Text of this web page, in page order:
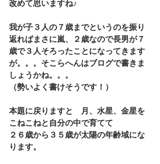
改めて思いますね♪
我が子３人の７歳までというのを振り
返ればまさに嵐、２歳なので長男が７
歳で３人そろったことになってきます
が。。。そこらへんはブログで書きま
しょうかね。。。
（勢いよく書けそうです！）
本題に戻りますと　月、水星、金星を
こねこねと自分の中で育てて
２６歳から３５歳が太陽の年齢域にな
ります。